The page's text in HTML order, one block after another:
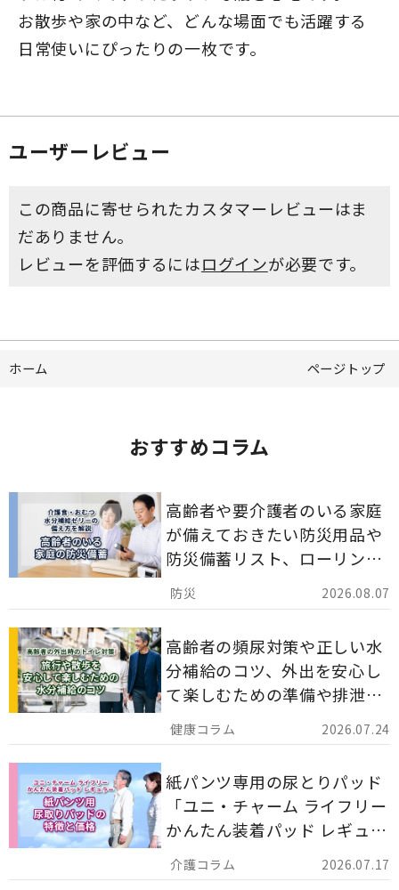
お散歩や家の中など、どんな場面でも活躍する
日常使いにぴったりの一枚です。
ユーザーレビュー
この商品に寄せられたカスタマーレビューはま
だありません。
レビューを評価するにはログインが必要です。
ホーム ページトップ
おすすめコラム
2026.08.07
高齢者や要介護者のいる家庭
が備えておきたい防災用品や
防災備蓄リスト、ローリング
ストックのポイントについて
解説します。
2026.07.24
高齢者の頻尿対策や正しい水
分補給のコツ、外出を安心し
て楽しむための準備や排泄ケ
ア用品の選び方を解説しま
す。
2026.07.17
紙パンツ専用の尿とりパッド
「ユニ・チャーム ライフリー
かんたん装着パッド レギュラ
ー 計162枚」について解説し
ます。